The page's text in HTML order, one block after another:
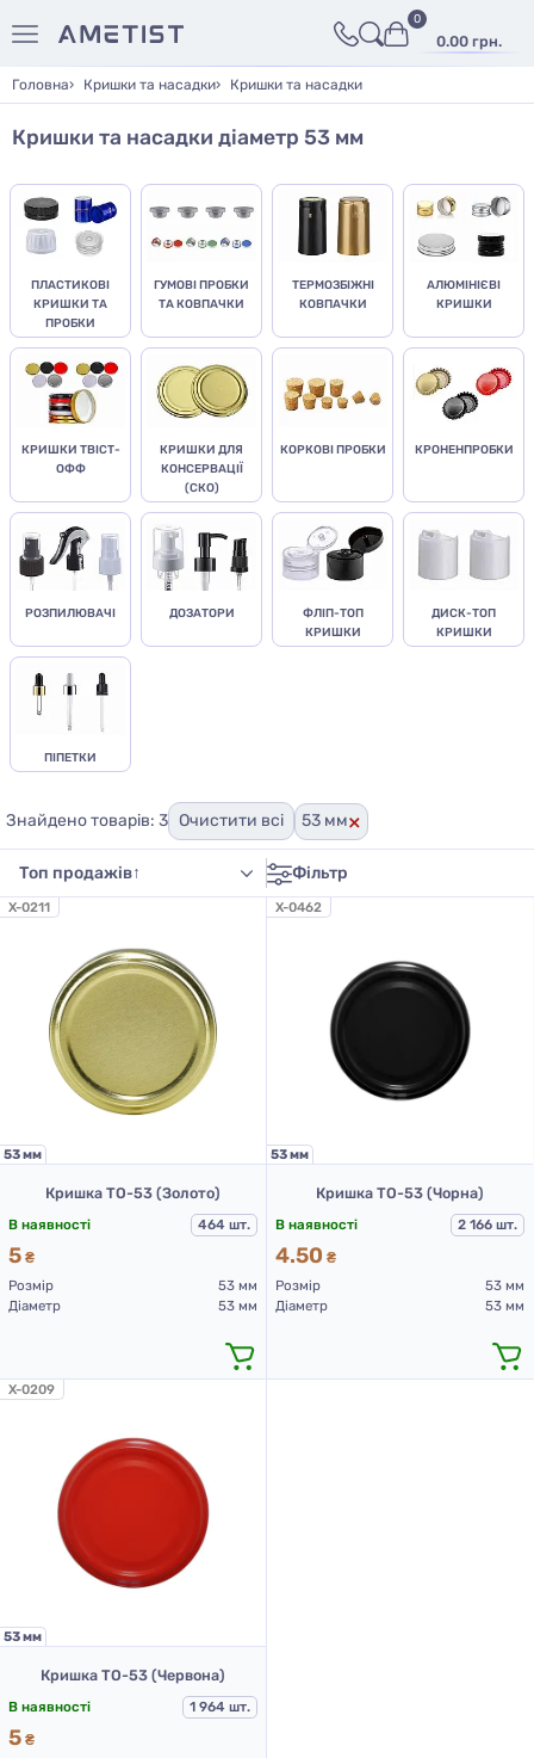
0.00 грн.
0
Головна Кришки та насадки Кришки та насадки
Кришки та насадки діаметр 53 мм
ПЛАСТИКОВІ
КРИШКИ ТА
ПРОБКИ
ГУМОВІ ПРОБКИ
ТА КОВПАЧКИ
ТЕРМОЗБІЖНІ
КОВПАЧКИ
АЛЮМІНІЄВІ
КРИШКИ
КРИШКИ ТВІСТ-
ОФФ
КРИШКИ ДЛЯ
КОНСЕРВАЦІЇ
(СКО)
КОРКОВІ ПРОБКИ КРОНЕНПРОБКИ
РОЗПИЛЮВАЧІ ДОЗАТОРИ
ФЛІП-ТОП
КРИШКИ
ДИСК-ТОП
КРИШКИ
ПІПЕТКИ
Знайдено товарів: 3 Очистити всі 53 мм×
Фільтр
X-0211
53 мм
Кришка ТО-53 (Золото)
В наявності 464 шт.
5 ₴
Розмір
53 мм
Діаметр
53 мм
X-0462
53 мм
Кришка ТО-53 (Чорна)
В наявності 2 166 шт.
4.50 ₴
Розмір
53 мм
Діаметр
53 мм
X-0209
53 мм
Кришка ТО-53 (Червона)
В наявності 1 964 шт.
5 ₴